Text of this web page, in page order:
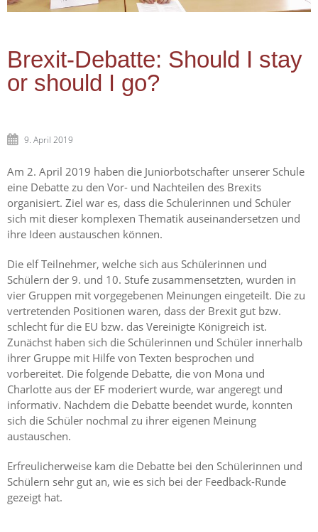
Brexit-Debatte: Should I stay
or should I go?
9. April 2019
Am 2. April 2019 haben die Juniorbotschafter unserer Schule
eine Debatte zu den Vor- und Nachteilen des Brexits
organisiert. Ziel war es, dass die Schülerinnen und Schüler
sich mit dieser komplexen Thematik auseinandersetzen und
ihre Ideen austauschen können.
Die elf Teilnehmer, welche sich aus Schülerinnen und
Schülern der 9. und 10. Stufe zusammensetzten, wurden in
vier Gruppen mit vorgegebenen Meinungen eingeteilt. Die zu
vertretenden Positionen waren, dass der Brexit gut bzw.
schlecht für die EU bzw. das Vereinigte Königreich ist.
Zunächst haben sich die Schülerinnen und Schüler innerhalb
ihrer Gruppe mit Hilfe von Texten besprochen und
vorbereitet. Die folgende Debatte, die von Mona und
Charlotte aus der EF moderiert wurde, war angeregt und
informativ. Nachdem die Debatte beendet wurde, konnten
sich die Schüler nochmal zu ihrer eigenen Meinung
austauschen.
Erfreulicherweise kam die Debatte bei den Schülerinnen und
Schülern sehr gut an, wie es sich bei der Feedback-Runde
gezeigt hat.